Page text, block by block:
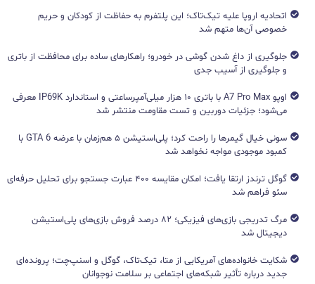
اتحادیه اروپا علیه تیک‌تاک؛ این پلتفرم به حفاظت از کودکان و حریم
خصوصی آن‌ها متهم شد
جلوگیری از داغ شدن گوشی در خودرو؛ راهکارهای ساده برای محافظت از باتری
و جلوگیری از آسیب جدی
اوپو A7 Pro Max با باتری ۱۰ هزار میلی‌آمپرساعتی و استاندارد IP69K معرفی
می‌شود؛ جزئیات دوربین و تست مقاومت منتشر شد
سونی خیال گیمرها را راحت کرد؛ پلی‌استیشن ۵ هم‌زمان با عرضه GTA 6 با
کمبود موجودی مواجه نخواهد شد
گوگل ترندز ارتقا یافت؛ امکان مقایسه ۴۰۰ عبارت جستجو برای تحلیل حرفه‌ای
سئو فراهم شد
مرگ تدریجی بازی‌های فیزیکی؛ ۸۲ درصد فروش بازی‌های پلی‌استیشن
دیجیتال شد
شکایت خانواده‌های آمریکایی از متا، تیک‌تاک، گوگل و اسنپ‌چت؛ پرونده‌ای
جدید درباره تأثیر شبکه‌های اجتماعی بر سلامت نوجوانان